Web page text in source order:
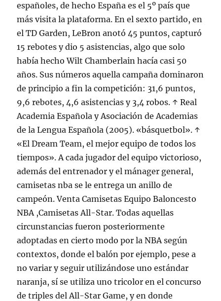
españoles, de hecho España es el 5º país que
más visita la plataforma. En el sexto partido, en
el TD Garden, LeBron anotó 45 puntos, capturó
15 rebotes y dio 5 asistencias, algo que solo
había hecho Wilt Chamberlain hacía casi 50
años. Sus números aquella campaña dominaron
de principio a fin la competición: 31,6 puntos,
9,6 rebotes, 4,6 asistencias y 3,4 robos. ↑ Real
Academia Española y Asociación de Academias
de la Lengua Española (2005). «básquetbol». ↑
«El Dream Team, el mejor equipo de todos los
tiempos». A cada jugador del equipo victorioso,
además del entrenador y el mánager general,
camisetas nba se le entrega un anillo de
campeón. Venta Camisetas Equipo Baloncesto
NBA ,Camisetas All-Star. Todas aquellas
circunstancias fueron posteriormente
adoptadas en cierto modo por la NBA según
contextos, donde el balón por ejemplo, pese a
no variar y seguir utilizándose uno estándar
naranja, sí se utiliza uno tricolor en el concurso
de triples del All-Star Game, y en donde